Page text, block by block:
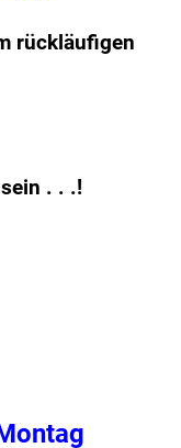
rückläufigen
. . .!